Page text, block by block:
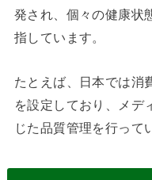
発され、個々の健康状
指しています。
たとえば、日本では消
を設定しており、メデ
じた品質管理を行って